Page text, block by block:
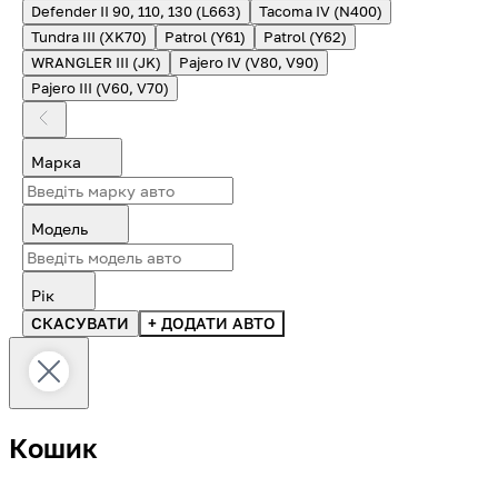
Defender II 90, 110, 130 (L663)
Tacoma IV (N400)
Tundra III (XK70)
Patrol (Y61)
Patrol (Y62)
WRANGLER III (JK)
Pajero IV (V80, V90)
Pajero III (V60, V70)
Марка
Модель
Рік
СКАСУВАТИ
+ ДОДАТИ АВТО
Кошик